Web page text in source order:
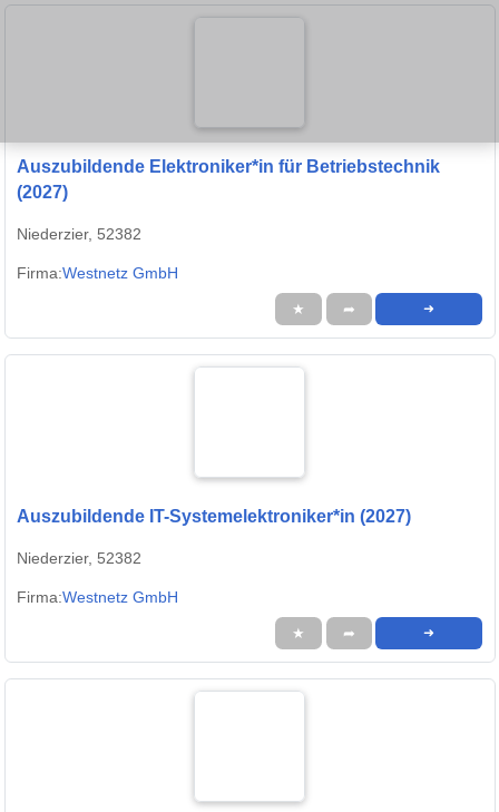
Auszubildende Elektroniker*in für Betriebstechnik
(2027)
Niederzier, 52382
Firma:Westnetz GmbH
★ ➦ ➜
Auszubildende IT-Systemelektroniker*in (2027)
Niederzier, 52382
Firma:Westnetz GmbH
★ ➦ ➜